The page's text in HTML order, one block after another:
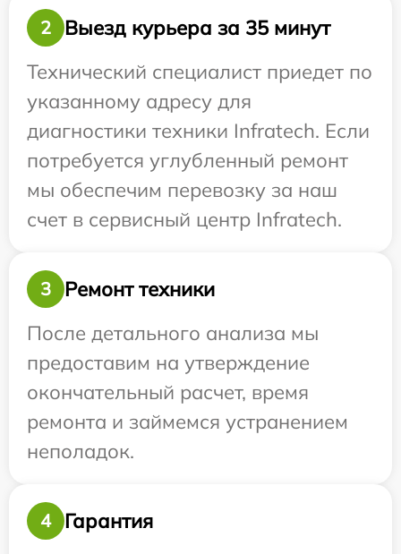
2
Выезд курьера за 35 минут
Технический специалист приедет по
указанному адресу для
диагностики техники Infratech. Если
потребуется углубленный ремонт
мы обеспечим перевозку за наш
счет в сервисный центр Infratech.
3
Ремонт техники
После детального анализа мы
предоставим на утверждение
окончательный расчет, время
ремонта и займемся устранением
неполадок.
4
Гарантия